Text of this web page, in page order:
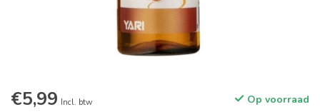
€5,99 Incl. btw Op voorraad